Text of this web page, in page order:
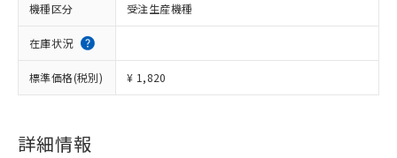
機種区分 受注生産機種
在庫状況
標準価格(税別) ¥ 1,820
詳細情報